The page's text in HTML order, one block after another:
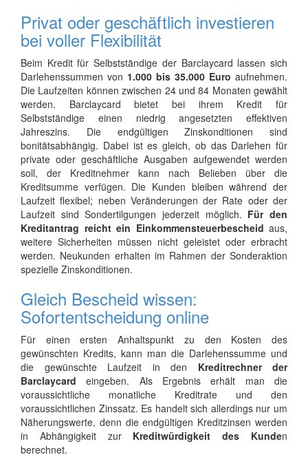
Privat oder geschäftlich investieren
bei voller Flexibilität
Beim Kredit für Selbstständige der Barclaycard lassen sich
Darlehenssummen von 1.000 bis 35.000 Euro aufnehmen.
Die Laufzeiten können zwischen 24 und 84 Monaten gewählt
werden. Barclaycard bietet bei ihrem Kredit für
Selbstständige einen niedrig angesetzten effektiven
Jahreszins. Die endgültigen Zinskonditionen sind
bonitätsabhängig. Dabei ist es gleich, ob das Darlehen für
private oder geschäftliche Ausgaben aufgewendet werden
soll, der Kreditnehmer kann nach Belieben über die
Kreditsumme verfügen. Die Kunden bleiben während der
Laufzeit flexibel; neben Veränderungen der Rate oder der
Laufzeit sind Sondertilgungen jederzeit möglich. Für den
Kreditantrag reicht ein Einkommensteuerbescheid aus,
weitere Sicherheiten müssen nicht geleistet oder erbracht
werden. Neukunden erhalten im Rahmen der Sonderaktion
spezielle Zinskonditionen.
Gleich Bescheid wissen:
Sofortentscheidung online
Für einen ersten Anhaltspunkt zu den Kosten des
gewünschten Kredits, kann man die Darlehenssumme und
die gewünschte Laufzeit in den Kreditrechner der
Barclaycard eingeben. Als Ergebnis erhält man die
voraussichtliche monatliche Kreditrate und den
voraussichtlichen Zinssatz. Es handelt sich allerdings nur um
Näherungswerte, denn die endgültigen Kreditzinsen werden
in Abhängigkeit zur Kreditwürdigkeit des Kunden
berechnet.